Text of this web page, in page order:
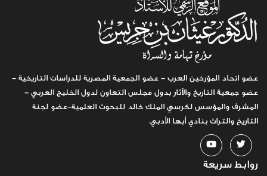
عضو اتحاد المؤرخين العرب - عضو الجمعية المصرية للدراسات التاريخية -
عضو جمعية التاريخ والآثار بدول مجلس التعاون لدول الخليج العربي -
المشرف والمؤسس لكرسي الملك خالد للبحوث العلمية-عضو لجنة
التاريخ والتراث بنادي أبها الأدبي.
روابط سريعة